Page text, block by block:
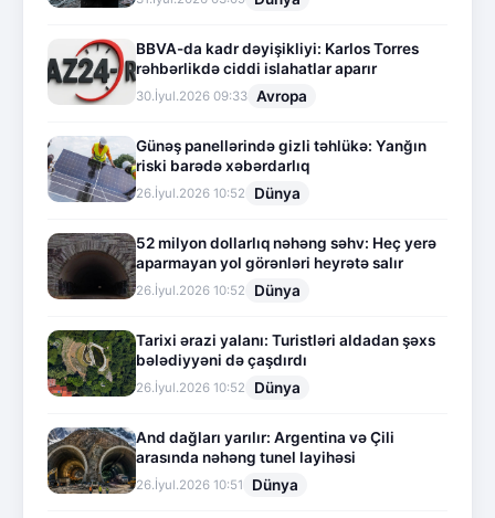
BBVA-da kadr dəyişikliyi: Karlos Torres
rəhbərlikdə ciddi islahatlar aparır
30.İyul.2026 09:33 Avropa
Günəş panellərində gizli təhlükə: Yanğın
riski barədə xəbərdarlıq
26.İyul.2026 10:52 Dünya
52 milyon dollarlıq nəhəng səhv: Heç yerə
aparmayan yol görənləri heyrətə salır
26.İyul.2026 10:52 Dünya
Tarixi ərazi yalanı: Turistləri aldadan şəxs
bələdiyyəni də çaşdırdı
26.İyul.2026 10:52 Dünya
And dağları yarılır: Argentina və Çili
arasında nəhəng tunel layihəsi
26.İyul.2026 10:51 Dünya